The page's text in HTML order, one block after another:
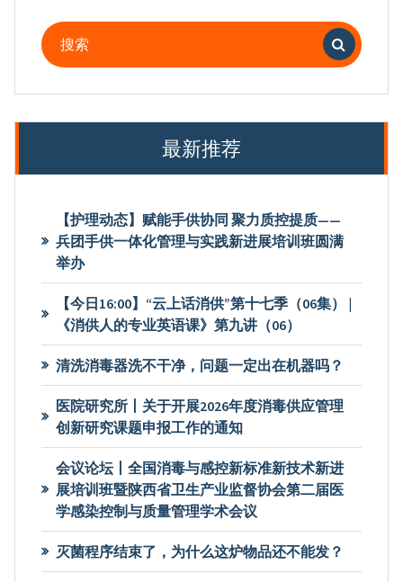
搜
索：
最新推荐
【护理动态】赋能手供协同 聚力质控提质——
兵团手供一体化管理与实践新进展培训班圆满
举办
【今日16:00】“云上话消供”第十七季（06集） |
《消供人的专业英语课》第九讲（06）
清洗消毒器洗不干净，问题一定出在机器吗？
医院研究所丨关于开展2026年度消毒供应管理
创新研究课题申报工作的通知
会议论坛丨全国消毒与感控新标准新技术新进
展培训班暨陕西省卫生产业监督协会第二届医
学感染控制与质量管理学术会议
灭菌程序结束了，为什么这炉物品还不能发？